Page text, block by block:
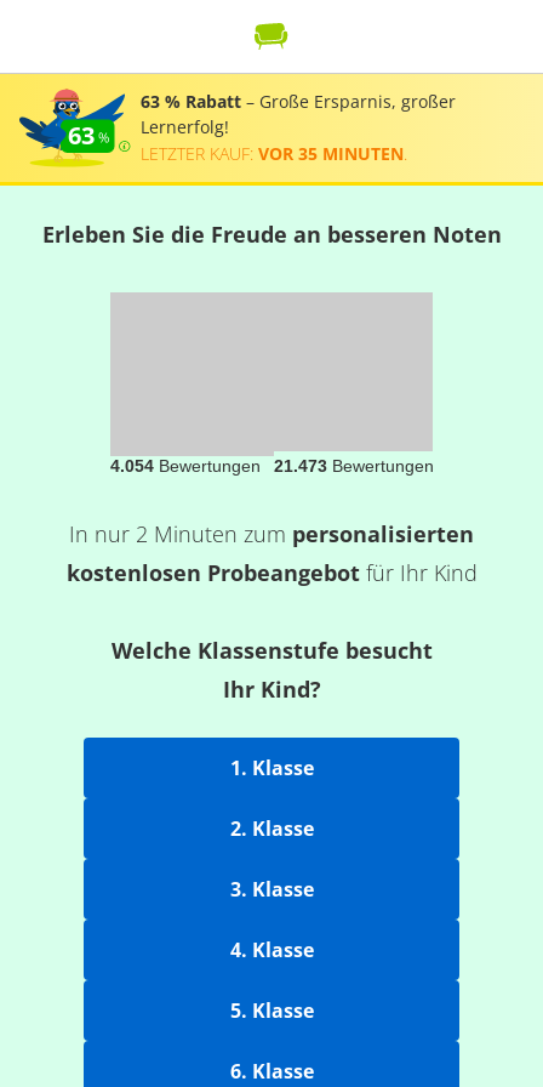
63
63 % Rabatt – Große Ersparnis, großer
Lernerfolg!
LETZTER KAUF: VOR 35 MINUTEN
Erleben Sie die Freude an besseren Noten
4.054Bewertungen 21.473Bewertungen
In nur 2 Minuten zum personalisierten
kostenlosen Probeangebotfür Ihr Kind
Welche Klassenstufe besucht
Ihr Kind?
1. Klasse
2. Klasse
3. Klasse
4. Klasse
5. Klasse
6. Klasse